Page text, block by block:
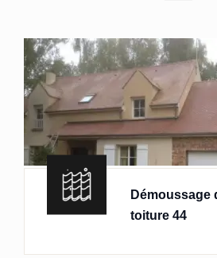
Démoussage
toiture 44